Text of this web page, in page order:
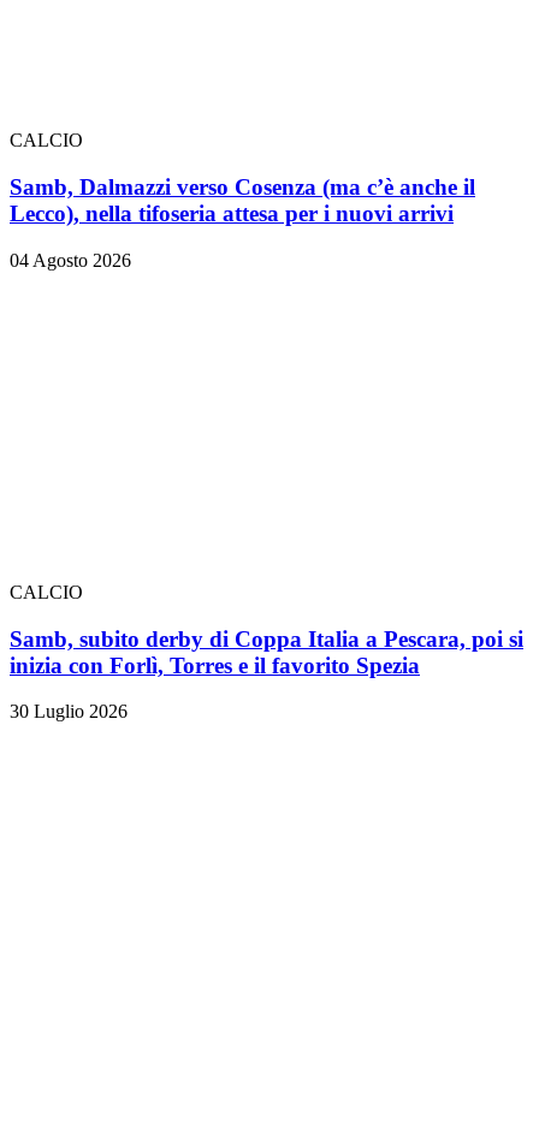
CALCIO
Samb, Dalmazzi verso Cosenza (ma c’è anche il
Lecco), nella tifoseria attesa per i nuovi arrivi
04 Agosto 2026
CALCIO
Samb, subito derby di Coppa Italia a Pescara, poi si
inizia con Forlì, Torres e il favorito Spezia
30 Luglio 2026